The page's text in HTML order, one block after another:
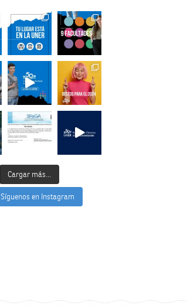
Cargar más...
Síguenos en Instagram